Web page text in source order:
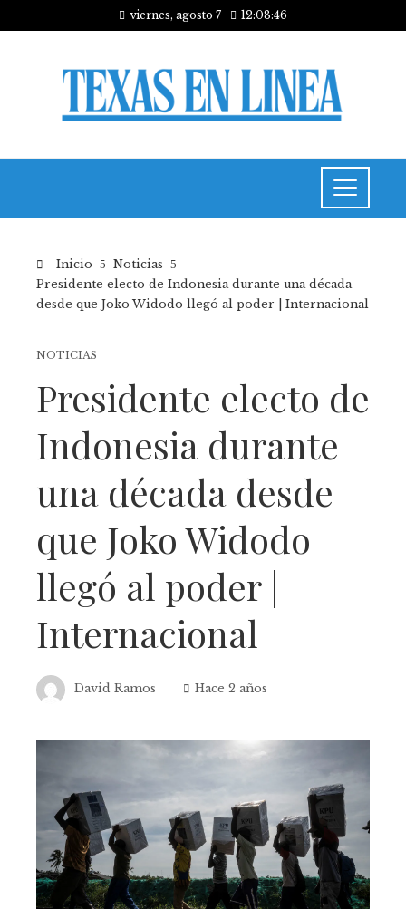
viernes, agosto 7 12:08:47
Inicio
Noticias
Presidente electo de Indonesia durante una década
desde que Joko Widodo llegó al poder | Internacional
NOTICIAS
Presidente electo de
Indonesia durante
una década desde
que Joko Widodo
llegó al poder |
Internacional
David Ramos Hace 2 años